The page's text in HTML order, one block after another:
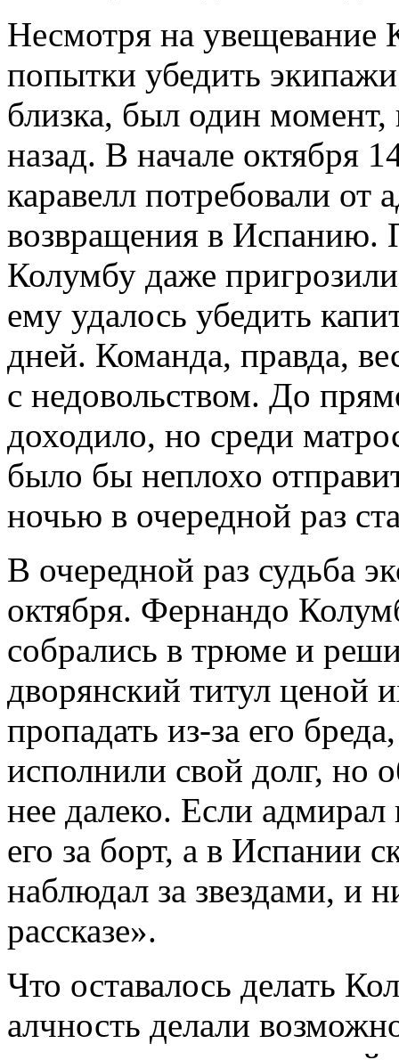
Несмотря на увещевание
попытки убедить
близка, был один момент,
назад. В начале октября
каравелл потребовали от
возвращения в Испанию.
Колумбу даже
ему удалось убедить
дней. Команда, правда,
с недовольством. До
доходило, но среди
было бы неплохо
ночью в очередной раз
В очередной раз судьба
октября. Фернандо
собрались в трюме и
дворянский титул ценой
пропадать из-за его
исполнили свой долг, но
нее далеко. Если адмирал
его за борт, а в Испании
наблюдал за звездами, и
рассказе».
Что оставалось делать
алчность делали